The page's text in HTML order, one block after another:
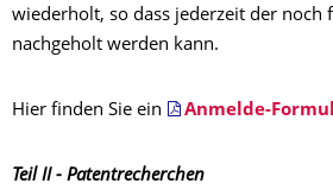
wiederholt, so dass jederzeit der noch
nachgeholt werden kann.
Hier finden Sie ein Anmelde-
Teil II - Patentrecherchen